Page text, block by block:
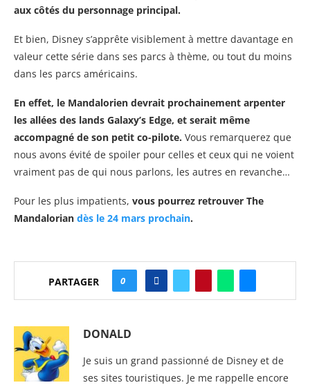
aux côtés du personnage principal.
Et bien, Disney s’apprête visiblement à mettre davantage en
valeur cette série dans ses parcs à thème, ou tout du moins
dans les parcs américains.
En effet, le Mandalorien devrait prochainement arpenter
les allées des lands Galaxy’s Edge, et serait même
accompagné de son petit co-pilote. Vous remarquerez que
nous avons évité de spoiler pour celles et ceux qui ne voient
vraiment pas de qui nous parlons, les autres en revanche…
Pour les plus impatients, vous pourrez retrouver The
Mandalorian dès le 24 mars prochain.
PARTAGER 0
DONALD
Je suis un grand passionné de Disney et de
ses sites touristiques. Je me rappelle encore